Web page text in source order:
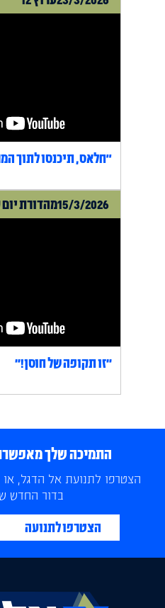
"חלאס, תיכנסו לתוך
15/3/2026מהדורת יום
״זו תקופה של חוסן!״
התמיכה שלך
הצטרפו לתנועת אל הדגל,
בדור החדש
הצטרפו לתנועה